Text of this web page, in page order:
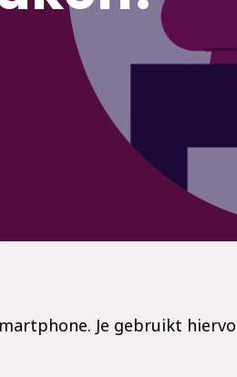
Je gebruikt